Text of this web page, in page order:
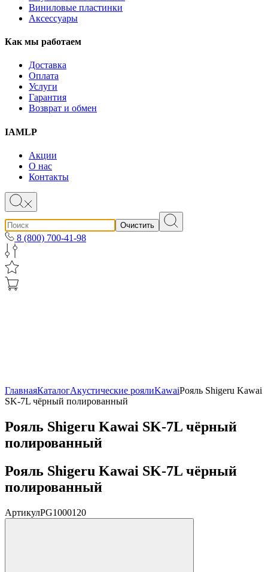
Виниловые пластинки
Аксессуары
Как мы работаем
Доставка
Оплата
Услуги
Гарантия
Возврат и обмен
IAMLP
Акции
О нас
Контакты
Очистить
8 (800) 700-41-98
ГлавнаяКаталогАкустические роялиKawaiРояль Shigeru Kawai
SK-7L чёрный полированный
Рояль Shigeru Kawai SK-7L чёрный
полированный
Рояль Shigeru Kawai SK-7L чёрный
полированный
АртикулPG1000120